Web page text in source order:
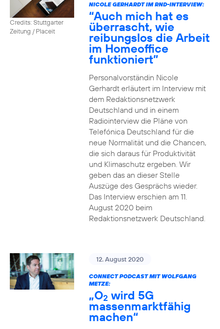
Credits: Stuttgarter
Zeitung / Placeit
NICOLE GERHARDT IM RND-INTERVIEW:
“Auch mich hat es
überrascht, wie
reibungslos die Arbeit
im Homeoffice
funktioniert”
Personalvorständin Nicole
Gerhardt erläutert im Interview mit
dem Redaktionsnetzwerk
Deutschland und in einem
Radiointerview die Pläne von
Telefónica Deutschland für die
neue Normalität und die Chancen,
die sich daraus für Produktivität
und Klimaschutz ergeben. Wir
geben das an dieser Stelle
Auszüge des Gesprächs wieder.
Das Interview erschien am 11.
August 2020 beim
Redaktionsnetzwerk Deutschland.
12. August 2020
CONNECT PODCAST MIT WOLFGANG
METZE:
„O2 wird 5G
massenmarktfähig
machen“